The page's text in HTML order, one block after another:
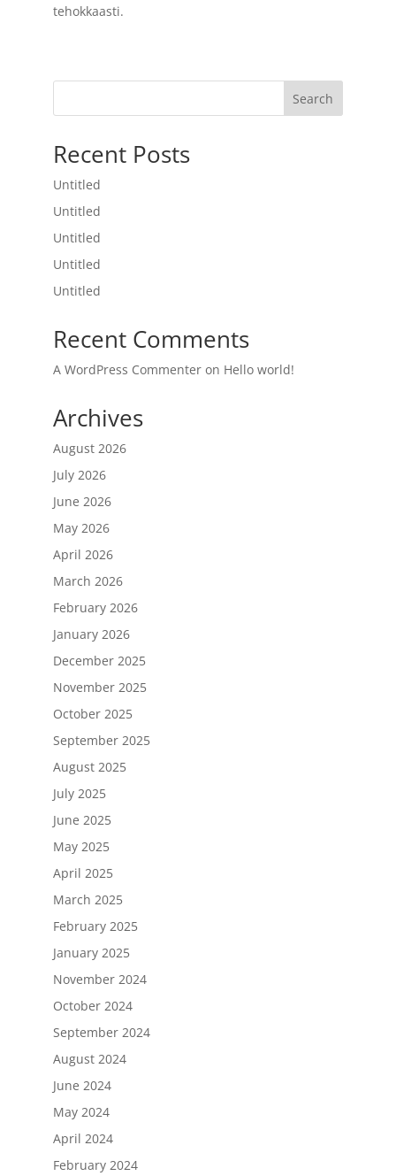
tehokkaasti.
Search
Recent Posts
Untitled
Untitled
Untitled
Untitled
Untitled
Recent Comments
A WordPress Commenteron Hello world!
Archives
August 2026
July 2026
June 2026
May 2026
April 2026
March 2026
February 2026
January 2026
December 2025
November 2025
October 2025
September 2025
August 2025
July 2025
June 2025
May 2025
April 2025
March 2025
February 2025
January 2025
November 2024
October 2024
September 2024
August 2024
June 2024
May 2024
April 2024
February 2024